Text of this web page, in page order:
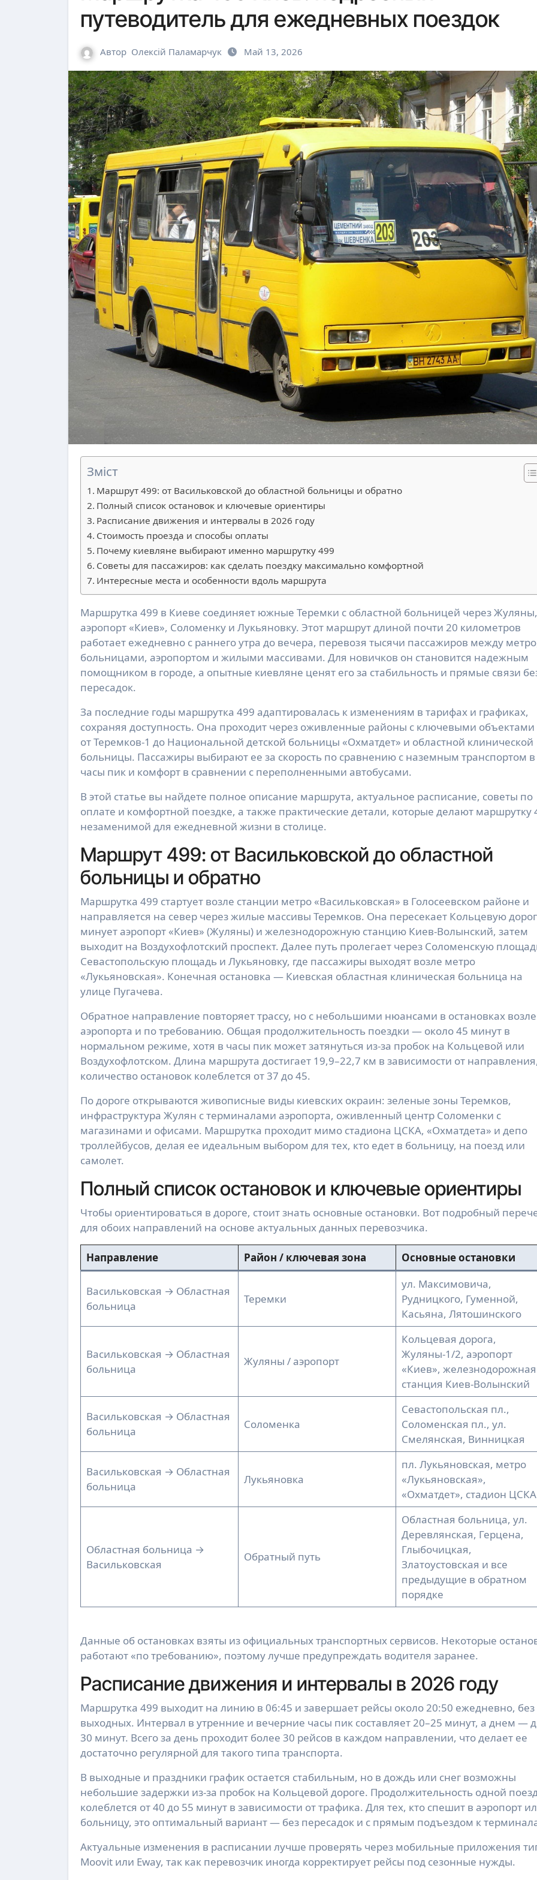
путеводитель для ежедневных поездок
Автор Олексій Паламарчук Май 13, 2026
Зміст
Маршрут 499: от Васильковской до областной больницы и обратно
Полный список остановок и ключевые ориентиры
Расписание движения и интервалы в 2026 году
Стоимость проезда и способы оплаты
Почему киевляне выбирают именно маршрутку 499
Советы для пассажиров: как сделать поездку максимально комфортной
Интересные места и особенности вдоль маршрута
Маршрутка 499 в Киеве соединяет южные Теремки с областной больницей через Жуляны,
аэропорт «Киев», Соломенку и Лукьяновку. Этот маршрут длиной почти 20 километров
работает ежедневно с раннего утра до вечера, перевозя тысячи пассажиров между
больницами, аэропортом и жилыми массивами. Для новичков он становится надежным
помощником в городе, а опытные киевляне ценят его за стабильность и прямые связи
пересадок.
За последние годы маршрутка 499 адаптировалась к изменениям в тарифах и графиках,
сохраняя доступность. Она проходит через оживленные районы с ключевыми
от Теремков-1 до Национальной детской больницы «Охматдет» и областной клинической
больницы. Пассажиры выбирают ее за скорость по сравнению с наземным транспортом в
часы пик и комфорт в сравнении с переполненными автобусами.
В этой статье вы найдете полное описание маршрута, актуальное расписание, советы по
оплате и комфортной поездке, а также практические детали, которые делают маршрутку
незаменимой для ежедневной жизни в столице.
Маршрут 499: от Васильковской до областной
больницы и обратно
Маршрутка 499 стартует возле станции метро «Васильковская» в Голосеевском районе и
направляется на север через жилые массивы Теремков. Она пересекает Кольцевую
минует аэропорт «Киев» (Жуляны) и железнодорожную станцию Киев-Волынский, затем
выходит на Воздухофлотский проспект. Далее путь пролегает через Соломенскую
Севастопольскую площадь и Лукьяновку, где пассажиры выходят возле метро
«Лукьяновская». Конечная остановка — Киевская областная клиническая больница на
улице Пугачева.
Обратное направление повторяет трассу, но с небольшими нюансами в остановках возле
аэропорта и по требованию. Общая продолжительность поездки — около 45 минут в
нормальном режиме, хотя в часы пик может затянуться из-за пробок на Кольцевой или
Воздухофлотском. Длина маршрута достигает 19,9–22,7 км в зависимости от
количество остановок колеблется от 37 до 45.
По дороге открываются живописные виды киевских окраин: зеленые зоны Теремков,
инфраструктура Жулян с терминалами аэропорта, оживленный центр Соломенки с
магазинами и офисами. Маршрутка проходит мимо стадиона ЦСКА, «Охматдета» и депо
троллейбусов, делая ее идеальным выбором для тех, кто едет в больницу, на поезд или
самолет.
Полный список остановок и ключевые ориентиры
Чтобы ориентироваться в дороге, стоит знать основные остановки. Вот подробный
для обоих направлений на основе актуальных данных перевозчика.
Направление Район / ключевая зона Основные остановки
Васильковская → Областная
больница
Теремки
ул. Максимовича,
Рудницкого, Гуменной,
Касьяна, Лятошинского
Васильковская → Областная
больница
Жуляны / аэропорт
Кольцевая дорога,
Жуляны-1/2, аэропорт
«Киев», железнодорожная
станция Киев-Волынский
Васильковская → Областная
больница
Соломенка
Севастопольская пл.,
Соломенская пл., ул.
Смелянская, Винницкая
Васильковская → Областная
больница
Лукьяновка
пл. Лукьяновская, метро
«Лукьяновская»,
«Охматдет», стадион ЦСКА
Областная больница →
Васильковская
Обратный путь
Областная больница, ул.
Деревлянская, Герцена,
Глыбочицкая,
Златоустовская и все
предыдущие в обратном
порядке
Данные об остановках взяты из официальных транспортных сервисов. Некоторые
работают «по требованию», поэтому лучше предупреждать водителя заранее.
Расписание движения и интервалы в 2026 году
Маршрутка 499 выходит на линию в 06:45 и завершает рейсы около 20:50 ежедневно, без
выходных. Интервал в утренние и вечерние часы пик составляет 20–25 минут, а днем —
30 минут. Всего за день проходит более 30 рейсов в каждом направлении, что делает ее
достаточно регулярной для такого типа транспорта.
В выходные и праздники график остается стабильным, но в дождь или снег возможны
небольшие задержки из-за пробок на Кольцевой дороге. Продолжительность одной
колеблется от 40 до 55 минут в зависимости от трафика. Для тех, кто спешит в аэропорт
больницу, это оптимальный вариант — без пересадок и с прямым подъездом к
Актуальные изменения в расписании лучше проверять через мобильные приложения
Moovit или Eway, так как перевозчик иногда корректирует рейсы под сезонные нужды.